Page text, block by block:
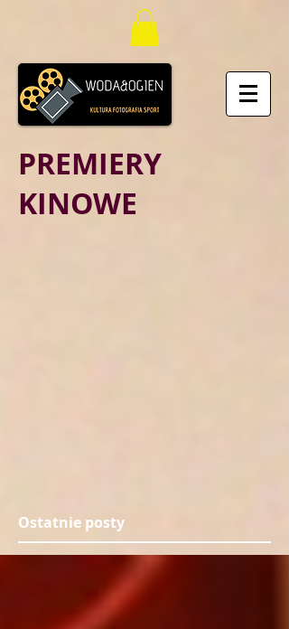
PREMIERY
KINOWE
Ostatnie posty